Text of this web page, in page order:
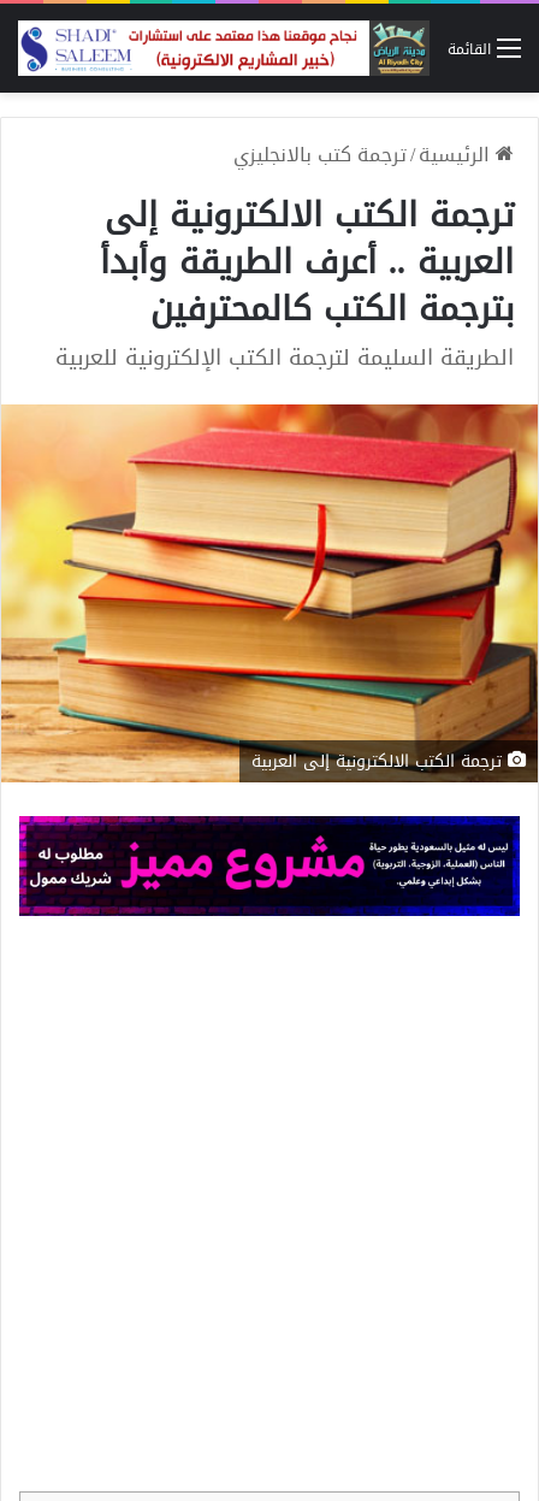
القائمة
الرئيسية/ترجمة كتب بالانجليزي
ترجمة الكتب الالكترونية إلى
العربية .. أعرف الطريقة وأبدأ
بترجمة الكتب كالمحترفين
الطريقة السليمة لترجمة الكتب الإلكترونية للعربية
ترجمة الكتب الالكترونية إلى العربية